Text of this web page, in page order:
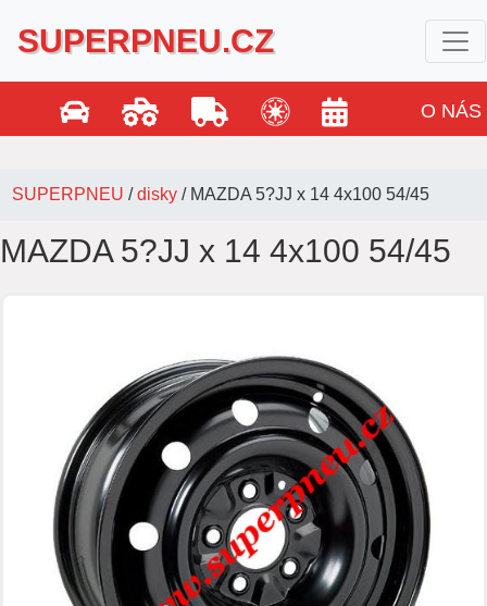
SUPERPNEU.CZ
O NÁS
SUPERPNEU /disky / MAZDA 5?JJ x 14 4x100 54/45
MAZDA 5?JJ x 14 4x100 54/45